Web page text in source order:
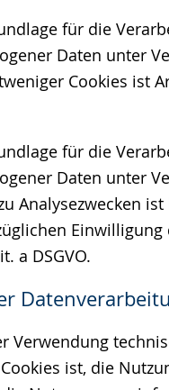
für die
Daten unter
Cookies ist
für die
Daten unter
Analysezwecken
Einwilligung
a DSGVO.
Verwendung
ist, die